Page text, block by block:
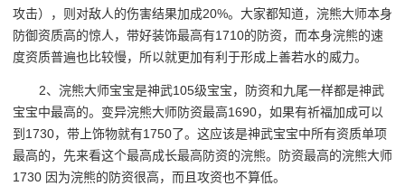
攻击），则对敌人的伤害结果加成20%。大家都知道，浣熊大师本身
防御资质高的惊人，带好装饰最高有1710的防资，而本身浣熊的速
度资质普遍也比较慢，所以就更加有利于形成上善若水的威力。
2、浣熊大师宝宝是神武105级宝宝，防资和九尾一样都是神武
宝宝中最高的。变异浣熊大师防资最高1690，如果有祈福加成可以
到1730，带上饰物就有1750了。这应该是神武宝宝中所有资质单项
最高的，先来看这个最高成长最高防资的浣熊。防资最高的浣熊大师
1730 因为浣熊的防资很高，而且攻资也不算低。